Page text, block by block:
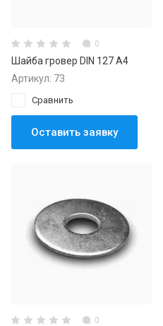
0
Шайба гровер DIN 127 А4
Артикул: 73
Сравнить
Оставить заявку
0